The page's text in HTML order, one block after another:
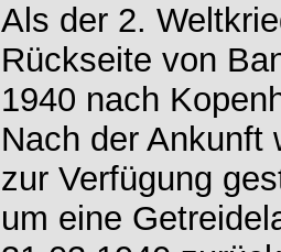
Als der 2.
Rückseite von
1940 nach
Nach der Ankunft
zur Verfügung
um eine